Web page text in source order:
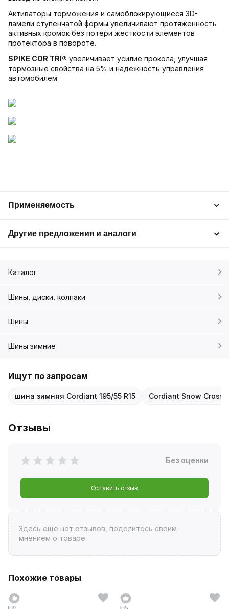
Активаторы торможения и самоблокирующиеся 3D-
ламели ступенчатой формы увеличивают протяженность
активных кромок без потери жесткости элементов
протектора в повороте.
SPIKE COR TRI® увеличивает усилие прокола, улучшая
тормозные свойства на 5% и надежность управления
автомобилем
Применяемость
Другие предложения и аналоги
Каталог
Шины, диски, колпаки
Шины
Шины зимние
Ищут по запросам
шина зимняя Cordiant 195/55 R15 Cordiant Snow Cross
Отзывы
Без оценки
Оставить отзыв
Здесь ещё нет отзывов, поделитесь своим
мнением о товаре.
Похожие товары